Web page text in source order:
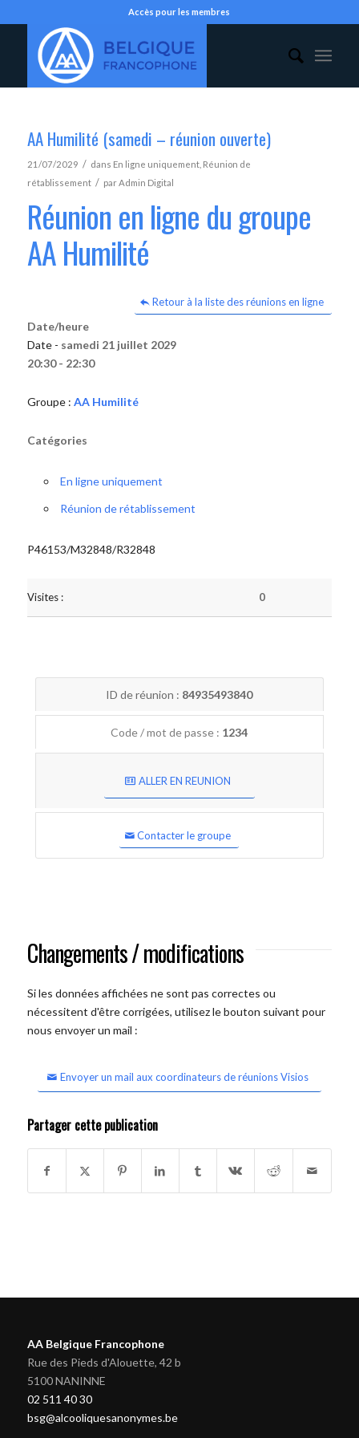
Accès pour les membres
AA Humilité (samedi – réunion ouverte)
21/07/2029 / dans En ligne uniquement, Réunion de
rétablissement / parAdmin Digital
Réunion en ligne du groupe
AA Humilité
Retour à la liste des réunions en ligne
Date/heure
Date - samedi 21 juillet 2029
20:30 - 22:30
Groupe : AA Humilité
Catégories
En ligne uniquement
Réunion de rétablissement
P46153/M32848/R32848
Visites : 0
ID de réunion : 84935493840
Code / mot de passe : 1234
ALLER EN REUNION
Contacter le groupe
Changements / modifications
Si les données affichées ne sont pas correctes ou
nécessitent d'être corrigées, utilisez le bouton suivant pour
nous envoyer un mail :
Envoyer un mail aux coordinateurs de réunions Visios
Partager cette publication
AA Belgique Francophone
Rue des Pieds d'Alouette, 42 b
5100 NANINNE
02 511 40 30
bsg@alcooliquesanonymes.be